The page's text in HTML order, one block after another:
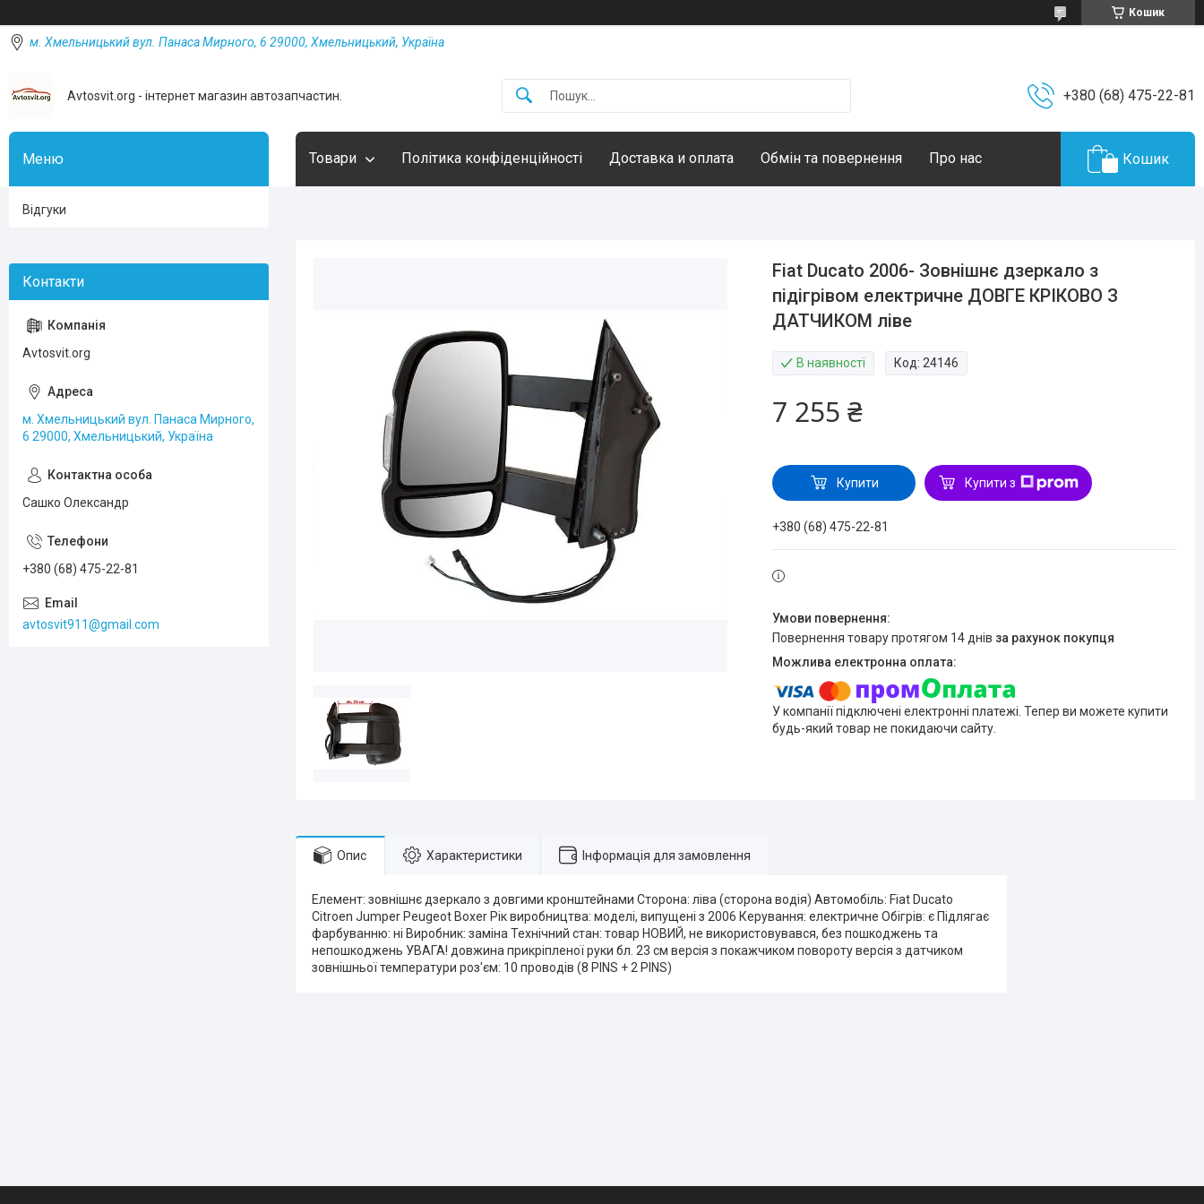
Кошик
м. Хмельницький вул. Панаса Мирного, 6 29000, Хмельницький, Україна
Avtosvit.org - інтернет магазин автозапчастин. +380 (68) 475-22-81
Товари Політика конфіденційності Доставка и оплата Обмін та повернення Про нас Кошик
Fiat Ducato 2006- Зовнішнє дзеркало з
підігрівом електричне ДОВГЕ КРІКОВО З
ДАТЧИКОМ ліве
В наявності Код: 24146
7 255 ₴
Купити Купити з
+380 (68) 475-22-81
повернення товару протягом 14 днів за рахунок покупця
У компанії підключені електронні платежі. Тепер ви можете купити
будь-який товар не покидаючи сайту.
Опис Характеристики Інформація для замовлення
Елемент: зовнішнє дзеркало з довгими кронштейнами Сторона: ліва (сторона водія) Автомобіль: Fiat Ducato
Citroen Jumper Peugeot Boxer Рік виробництва: моделі, випущені з 2006 Керування: електричне Обігрів: є Підлягає
фарбуванню: ні Виробник: заміна Технічний стан: товар НОВИЙ, не використовувався, без пошкоджень та
непошкоджень УВАГА! довжина прикріпленої руки бл. 23 см версія з покажчиком повороту версія з датчиком
зовнішньої температури роз'єм: 10 проводів (8 PINS + 2 PINS)
Відгуки
Avtosvit.org
м. Хмельницький вул. Панаса Мирного,
6 29000, Хмельницький, Україна
Сашко Олександр
+380 (68) 475-22-81
avtosvit911@gmail.com